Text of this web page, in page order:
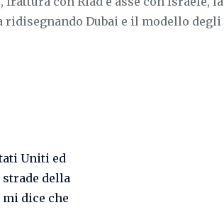
ridisegnando Dubai e il modello degli
Uniti ed
della
dice che